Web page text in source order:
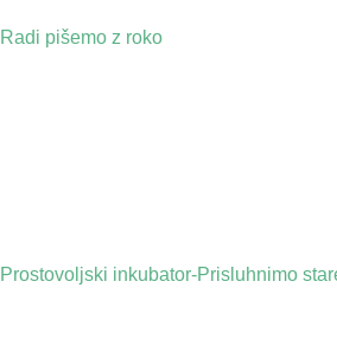
Radi pišemo z roko
Prostovoljski inkubator-Prisluhnimo